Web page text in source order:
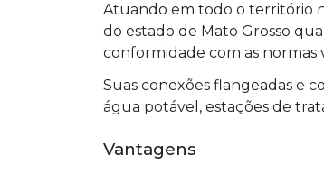
Atuando em todo o território
do estado de Mato Grosso
conformidade com as normas
Suas conexões flangeadas e
água potável, estações de
Vantagens